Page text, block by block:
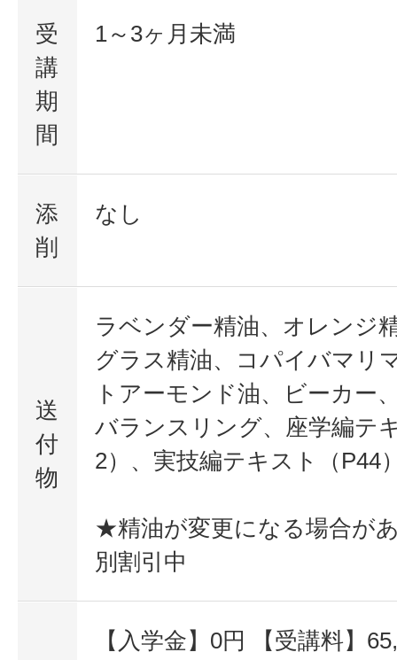
受
講
期
間
1～3ヶ月未満
添
削
なし
送
付
物
ラベンダー精油、オレンジ
グラス精油、コパイバマリ
トアーモンド油、ビーカー
バランスリング、座学編テ
2）、実技編テキスト（P44
★精油が変更になる場合が
別割引中
【入学金】0円 【受講料】